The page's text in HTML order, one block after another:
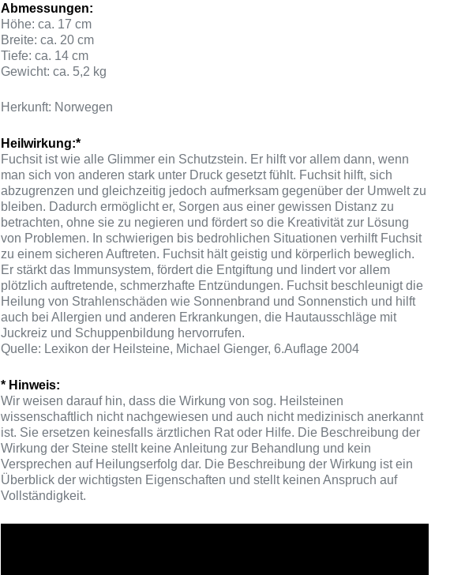
Abmessungen:
Höhe: ca. 17 cm
Breite: ca. 20 cm
Tiefe: ca. 14 cm
Gewicht: ca. 5,2 kg
Herkunft: Norwegen
Heilwirkung:*
Fuchsit ist wie alle Glimmer ein Schutzstein. Er hilft vor allem dann, wenn
man sich von anderen stark unter Druck gesetzt fühlt. Fuchsit hilft, sich
abzugrenzen und gleichzeitig jedoch aufmerksam gegenüber der Umwelt zu
bleiben. Dadurch ermöglicht er, Sorgen aus einer gewissen Distanz zu
betrachten, ohne sie zu negieren und fördert so die Kreativität zur Lösung
von Problemen. In schwierigen bis bedrohlichen Situationen verhilft Fuchsit
zu einem sicheren Auftreten. Fuchsit hält geistig und körperlich beweglich.
Er stärkt das Immunsystem, fördert die Entgiftung und lindert vor allem
plötzlich auftretende, schmerzhafte Entzündungen. Fuchsit beschleunigt die
Heilung von Strahlenschäden wie Sonnenbrand und Sonnenstich und hilft
auch bei Allergien und anderen Erkrankungen, die Hautausschläge mit
Juckreiz und Schuppenbildung hervorrufen.
Quelle: Lexikon der Heilsteine, Michael Gienger, 6.Auflage 2004
* Hinweis:
Wir weisen darauf hin, dass die Wirkung von sog. Heilsteinen
wissenschaftlich nicht nachgewiesen und auch nicht medizinisch anerkannt
ist. Sie ersetzen keinesfalls ärztlichen Rat oder Hilfe. Die Beschreibung der
Wirkung der Steine stellt keine Anleitung zur Behandlung und kein
Versprechen auf Heilungserfolg dar. Die Beschreibung der Wirkung ist ein
Überblick der wichtigsten Eigenschaften und stellt keinen Anspruch auf
Vollständigkeit.